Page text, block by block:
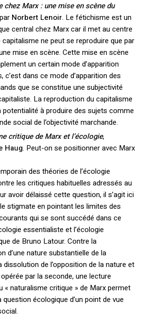
chez Marx : une mise en scène du
Norbert Lenoir. Le fétichisme est un
central chez Marx car il met au centre
ne peut se reproduire que par
mise en scène. Cette mise en scène
un certain mode d’apparition
c’est dans ce mode d’apparition des
que se constitue une subjectivité
La reproduction du capitalisme
potentialité à produire des sujets comme
social de l’objectivité marchande.
critique de Marx et l’écologie,
Haug. Peut-on se positionner avec Marx
des théories de l’écologie
les critiques habituelles adressés au
avoir délaissé cette question, il s’agit ici
stigmate en pointant les limites des
qui se sont succédé dans ce
essentialiste et l’écologie
de Bruno Latour. Contre la
d’une nature substantielle de la
dissolution de l’opposition de la nature et
par la seconde, une lecture
« naturalisme critique » de Marx permet
question écologique d’un point de vue